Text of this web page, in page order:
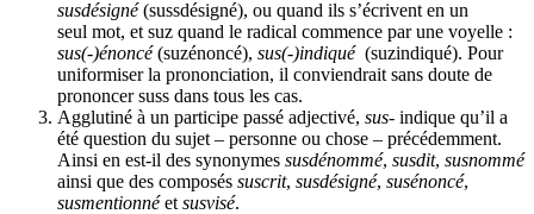
susdésigné(sussdésigné), ou quand ils s’écrivent en un
seul mot, et suz quand le radical commence par une voyelle :
sus(-)énoncé(suzénoncé), sus(-)indiqué (suzindiqué). Pour
uniformiser la prononciation, il conviendrait sans doute de
prononcer suss dans tous les cas.
Agglutiné à un participe passé adjectivé, sus- indique qu’il a
été question du sujet – personne ou chose – précédemment.
Ainsi en est-il des synonymes susdénommé, susdit, susnommé
ainsi que des composés suscrit, susdésigné, susénoncé,
susmentionnéet susvisé.